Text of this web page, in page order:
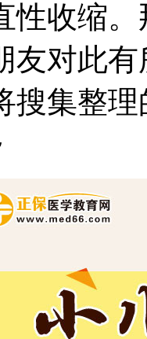
性收缩
友对此
搜集整